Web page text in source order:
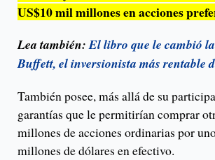
US$10 mil millones en acciones
Lea también:El libro que le cambió
Buffett, el inversionista más rentable
También posee, más allá de su
garantías que le permitirían comprar
millones de acciones ordinarias por
millones de dólares en efectivo.